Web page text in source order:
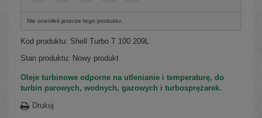
Nie oceniłeś jeszcze tego produktu.
Kod produktu: Shell Turbo T 100 209L
Stan produktu: Nowy produkt
Oleje turbinowe odporne na utlenianie i temperaturę, do
turbin parowych, wodnych, gazowych i turbosprężarek.
Drukuj